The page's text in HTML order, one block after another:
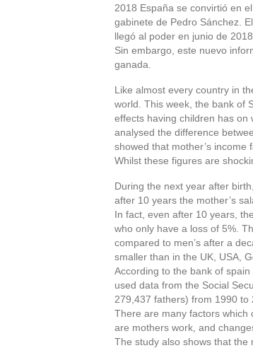
2018 España se convirtió en
gabinete de Pedro Sánchez.
llegó al poder en junio de 2018.
Sin embargo, este nuevo
ganada.
Like almost every country in
world. This week, the bank of
effects having children has
analysed the difference
showed that mother’s income
Whilst these figures are
During the next year after
after 10 years the mother’s
In fact, even after 10 years,
who only have a loss of 5%.
compared to men’s after a
smaller than in the UK, USA,
According to the bank of
used data from the Social
279,437 fathers) from 1990 to
There are many factors which
are mothers work, and
The study also shows that the